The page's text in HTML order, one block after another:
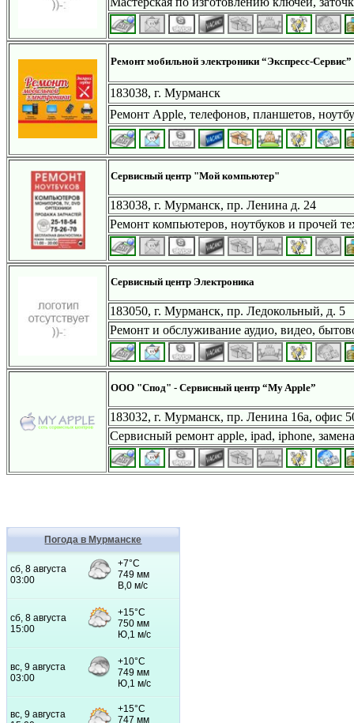
Ремонт мобильной электроники “Экспресс-Сервис”
183038, г. Мурманск
Ремонт Apple, телефонов, планшетов,
Сервисный центр "Мой компьютер"
183038, г. Мурманск, пр. Ленина д. 24
Ремонт компьютеров, ноутбуков и прочей
Сервисный центр Электроника
183050, г. Мурманск, пр. Ледокольный, д. 5
Ремонт и обслуживание аудио, видео,
ООО "Спод" - Сервисный центр “My Apple”
183032, г. Мурманск, пр. Ленина 16а, офис
Сервисный ремонт apple, ipad, iphone,
Погода в Мурманске